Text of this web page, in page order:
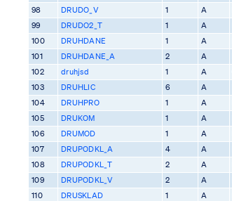
98
DRUDO_V 1 A
99
DRUDO2_T 1 A
100
DRUHDANE 1 A
101
DRUHDANE_A 2 A
102
druhjsd 1 A
103
DRUHLIC 6 A
104
DRUHPRO 1 A
105
DRUKOM 1 A
106
DRUMOD 1 A
107
DRUPODKL_A 4 A
108
DRUPODKL_T 2 A
109
DRUPODKL_V 2 A
110
DRUSKLAD 1 A